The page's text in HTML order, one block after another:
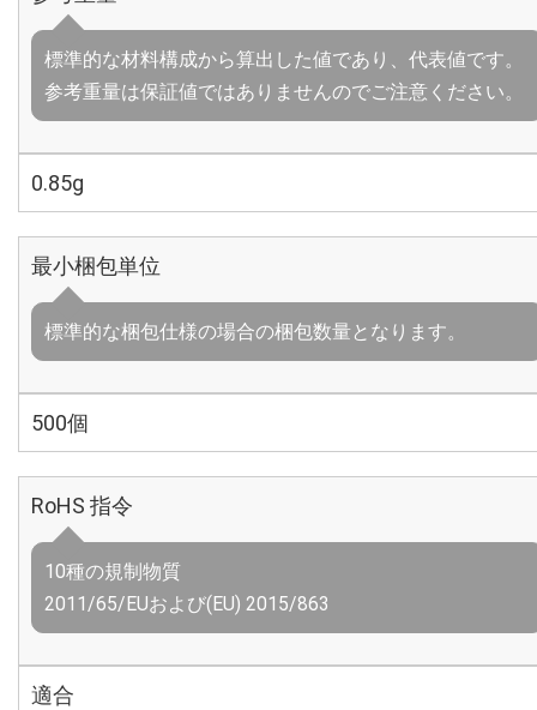
標準的な材料構成から算出した値であり、代表値です。
参考重量は保証値ではありませんのでご注意ください。
0.85g
最小梱包単位
標準的な梱包仕様の場合の梱包数量となります。
500個
RoHS 指令
10種の規制物質
2011/65/EUおよび(EU) 2015/863
適合